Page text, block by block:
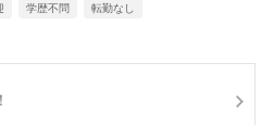
学歴不問 転勤なし